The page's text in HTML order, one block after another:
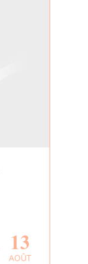
13
AOÛT